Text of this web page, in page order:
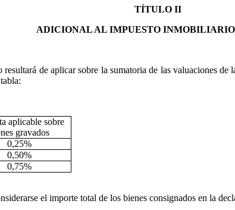
TÍTULO II
ADICIONAL AL IMPUESTO
de aplicar sobre la sumatoria de las valuaciones
aplicable sobre
gravados
0,25%
0,50%
0,75%
el importe total de los bienes consignados en la